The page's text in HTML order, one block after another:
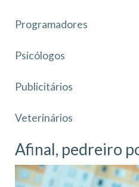
Programadores
Psicólogos
Publicitários
Veterinários
Afinal, pedreiro